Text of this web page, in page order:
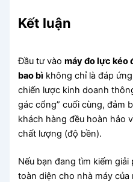
Kết luận
Đầu tư vàomáy đo lực kéo
bao bì không chỉ là đáp
chiến lược kinh doanh
gác cổng” cuối cùng, đảm
khách hàng đều hoàn hảo
chất lượng (độ bền).
Nếu bạn đang tìm kiếm
toàn diện cho nhà máy